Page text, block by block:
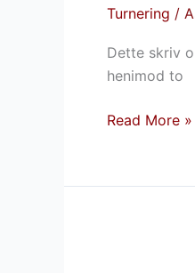
Turnering /
Dette skriv
henimod to
og
Liga
for
for
Read More »